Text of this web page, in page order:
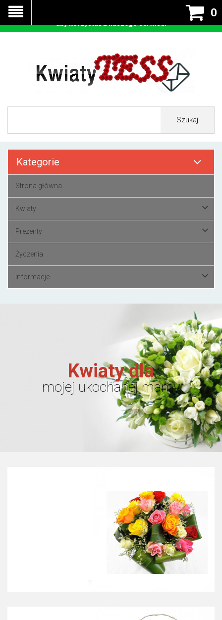
0
Szukaj
Kategorie
Strona główna
Kwiaty
Prezenty
Życzenia
Informacje
Kwiaty dla
mojej ukochanej mamy
Nasza strona korzysta z cookies - czyli tzw ciastek w celu
prawidłowego działania. Zaakceptuj przyjmowanie cookies
aby korzystać z naszego serwisu.